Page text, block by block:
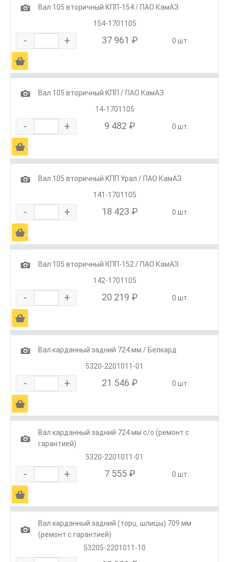
1
Вал 105 вторичный КПП-154 / ПАО КамАЗ
154-1701105
- + 37 961 ₽ 0 шт.
Ä
1
Вал 105 вторичный КПП / ПАО КамАЗ
14-1701105
- + 9 482 ₽ 0 шт.
Ä
1
Вал 105 вторичный КПП Урал / ПАО КамАЗ
141-1701105
- + 18 423 ₽ 0 шт.
Ä
1
Вал 105 вторичный КПП-152 / ПАО КамАЗ
142-1701105
- + 20 219 ₽ 0 шт.
Ä
1
Вал карданный задний 724 мм / Белкард
5320-2201011-01
- + 21 546 ₽ 0 шт.
Ä
1
Вал карданный задний 724 мм с/о (ремонт с
гарантией)
5320-2201011-01
- + 7 555 ₽ 0 шт.
Ä
1
Вал карданный задний (торц. шлицы) 709 мм
(ремонт с гарантией)
53205-2201011-10